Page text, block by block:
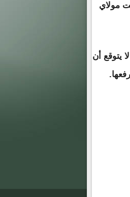
مولاي
فيما لا يتوقع أن